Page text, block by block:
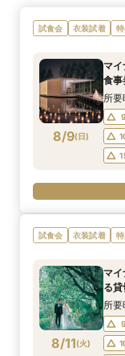
試食会 衣装試着
8/9(日)
マ
食事
所
試食会 衣装試着
8/11(火)
マ
る
所